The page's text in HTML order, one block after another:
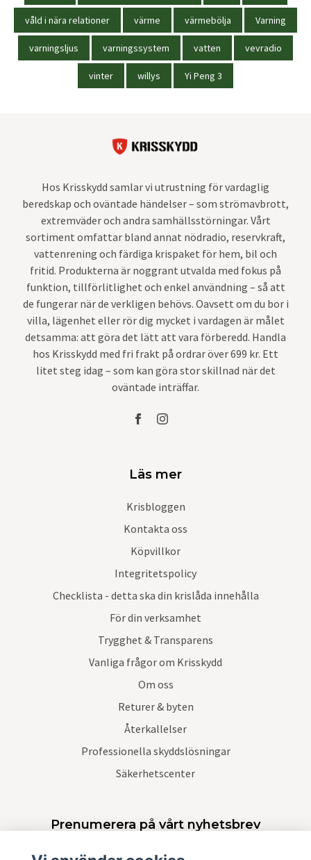
våld i nära relationer värme värmebölja Varning
varningsljus varningssystem vatten vevradio
vinter willys Yi Peng 3
Hos Krisskydd samlar vi utrustning för vardaglig
beredskap och oväntade händelser – som strömavbrott,
extremväder och andra samhällsstörningar. Vårt
sortiment omfattar bland annat nödradio, reservkraft,
vattenrening och färdiga krispaket för hem, bil och
fritid. Produkterna är noggrant utvalda med fokus på
funktion, tillförlitlighet och enkel användning – så att
de fungerar när de verkligen behövs. Oavsett om du bor i
villa, lägenhet eller rör dig mycket i vardagen är målet
detsamma: att göra det lätt att vara förberedd. Handla
hos Krisskydd med fri frakt på ordrar över 699 kr. Ett
litet steg idag – som kan göra stor skillnad när det
oväntade inträffar.
Läs mer
Krisbloggen
Kontakta oss
Köpvillkor
Integritetspolicy
Checklista - detta ska din krislåda innehålla
För din verksamhet
Trygghet & Transparens
Vanliga frågor om Krisskydd
Om oss
Returer & byten
Återkallelser
Professionella skyddslösningar
Säkerhetscenter
Prenumerera på vårt nyhetsbrev